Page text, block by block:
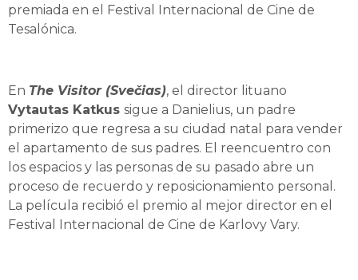
premiada en el Festival Internacional de Cine de
Tesalónica.
En The Visitor (Svečias), el director lituano
Vytautas Katkus sigue a Danielius, un padre
primerizo que regresa a su ciudad natal para vender
el apartamento de sus padres. El reencuentro con
los espacios y las personas de su pasado abre un
proceso de recuerdo y reposicionamiento personal.
La película recibió el premio al mejor director en el
Festival Internacional de Cine de Karlovy Vary.